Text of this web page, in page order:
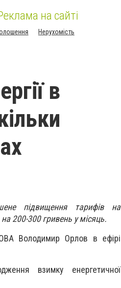
на сайті
Нерухомість
в
підвищення тарифів на
200-300 гривень у місяць.
Володимир Орлов в ефірі
взимку енергетичної